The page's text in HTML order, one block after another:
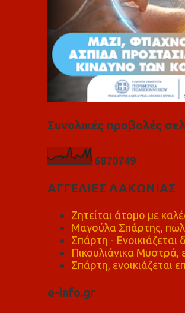
Συνολικές προβολές
6870749
ΑΓΓΕΛΙΕΣ ΛΑΚΩΝΙΑΣ
Ζητείται άτομο με
Μαγούλα Σπάρτης,
Σπάρτη - Ενοικιάζεται
Πικουλιάνικα Μυστρά,
Σπάρτη, ενοικιάζεται
e-info.gr